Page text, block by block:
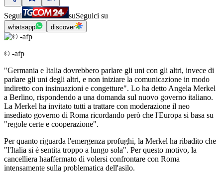
Segui suSeguici su
whatsapp discover
© -afp
"Germania e Italia dovrebbero parlare gli uni con gli altri, invece di
parlare gli uni degli altri, e non iniziare la comunicazione in modo
indiretto con insinuazioni e congetture". Lo ha detto Angela Merkel
a Berlino, rispondendo a una domanda sul nuovo governo italiano.
La Merkel ha invitato tutti a trattare con moderazione il neo
insediato governo di Roma ricordando però che l'Europa si basa su
"regole certe e cooperazione".
Per quanto riguarda l'emergenza profughi, la Merkel ha ribadito che
"l'Italia si è sentita troppo a lungo sola". Per questo motivo, la
cancelliera haaffermato di volersi confrontare con Roma
intensamente sulla problematica dell'asilo.